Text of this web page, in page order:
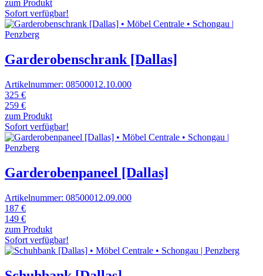
zum Produkt
Sofort verfügbar!
Garderobenschrank [Dallas]
Artikelnummer: 08500012.10.000
325 €
259 €
zum Produkt
Sofort verfügbar!
Garderobenpaneel [Dallas]
Artikelnummer: 08500012.09.000
187 €
149 €
zum Produkt
Sofort verfügbar!